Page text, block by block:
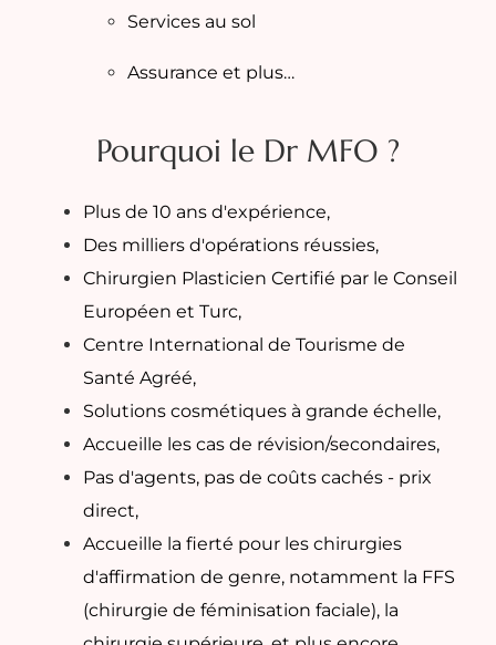
Services au sol
Assurance et plus…
Pourquoi le Dr MFO ?
Plus de 10 ans d'expérience,
Des milliers d'opérations réussies,
Chirurgien Plasticien Certifié par le Conseil
Européen et Turc,
Centre International de Tourisme de
Santé Agréé,
Solutions cosmétiques à grande échelle,
Accueille les cas de révision/secondaires,
Pas d'agents, pas de coûts cachés - prix
direct,
Accueille la fierté pour les chirurgies
d'affirmation de genre, notamment la FFS
(chirurgie de féminisation faciale), la